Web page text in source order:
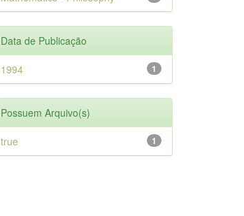
Data de Publicação
1
1994
Possuem Arquivo(s)
1
true